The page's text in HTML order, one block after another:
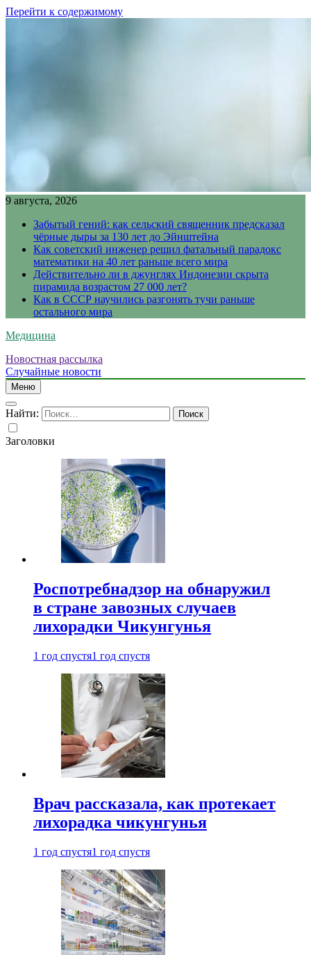
Перейти к содержимому
9 августа, 2026
Забытый гений: как сельский священник предсказал
чёрные дыры за 130 лет до Эйнштейна
Как советский инженер решил фатальный парадокс
математики на 40 лет раньше всего мира
Действительно ли в джунглях Индонезии скрыта
пирамида возрастом 27 000 лет?
Как в СССР научились разгонять тучи раньше
остального мира
Медицина
Новостная рассылка
Случайные новости
Меню
Найти:
Заголовки
Роспотребнадзор на обнаружил
в стране завозных случаев
лихорадки Чикунгунья
1 год спустя1 год спустя
Врач рассказала, как протекает
лихорадка чикунгунья
1 год спустя1 год спустя